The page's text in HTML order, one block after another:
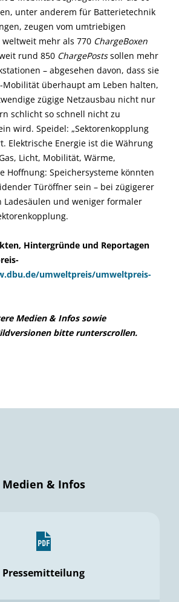
unter anderem für Batterietechnik
zeugen vom umtriebigen
weltweit mehr als 770 ChargeBoxen
rund 850 ChargePostssollen mehr
– abgesehen davon, dass sie
Mobilität überhaupt am Leben halten,
zügige Netzausbau nicht nur
schlicht so schnell nicht zu
wird. Speidel: „Sektorenkopplung
Elektrische Energie ist die Währung
Licht, Mobilität, Wärme,
Hoffnung: Speichersysteme könnten
Türöffner sein – bei zügigerer
Ladesäulen und weniger formaler
Hintergründe und Reportagen
umweltpreis/umweltpreis-
Medien & Infos sowie
bitte runterscrollen.
Medien & Infos
Pressemitteilung